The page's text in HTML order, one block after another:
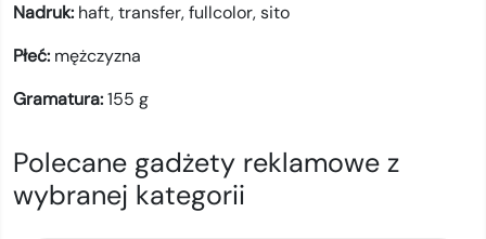
Nadruk: haft,transfer,fullcolor,sito
Płeć: mężczyzna
Gramatura:155 g
Polecane gadżety reklamowe z
wybranej kategorii